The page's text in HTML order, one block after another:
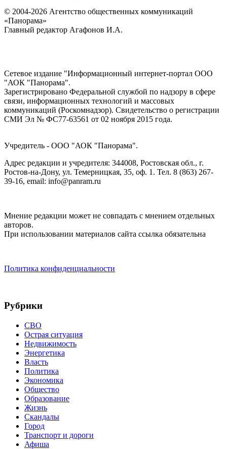
© 2004-2026 Агентство общественных коммуникаций
«Панорама»
Главный редактор Агафонов И.А.
Сетевое издание "Информационный интернет-портал ООО
"АОК "Панорама".
Зарегистрировано Федеральной службой по надзору в сфере
связи, информационных технологий и массовых
коммуникаций (Роскомнадзор). Cвидетельство о регистрации
СМИ Эл № ФС77-63561 от 02 ноября 2015 года.
Учредитель - ООО "АОК "Панорама".
Адрес редакции и учредителя: 344008, Ростовская обл., г.
Ростов-на-Дону, ул. Темерницкая, 35, оф. 1. Тел. 8 (863) 267-
39-16, email: info@panram.ru
Мнение редакции может не совпадать с мнением отдельных
авторов.
При использовании материалов сайта ссылка обязательна
Политика конфиденциальности
Рубрики
СВО
Острая ситуация
Недвижимость
Энергетика
Власть
Политика
Экономика
Общество
Образование
Жизнь
Скандалы
Город
Транспорт и дороги
Афиша